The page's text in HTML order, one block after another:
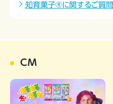
知育菓子®に関するご質問
CM